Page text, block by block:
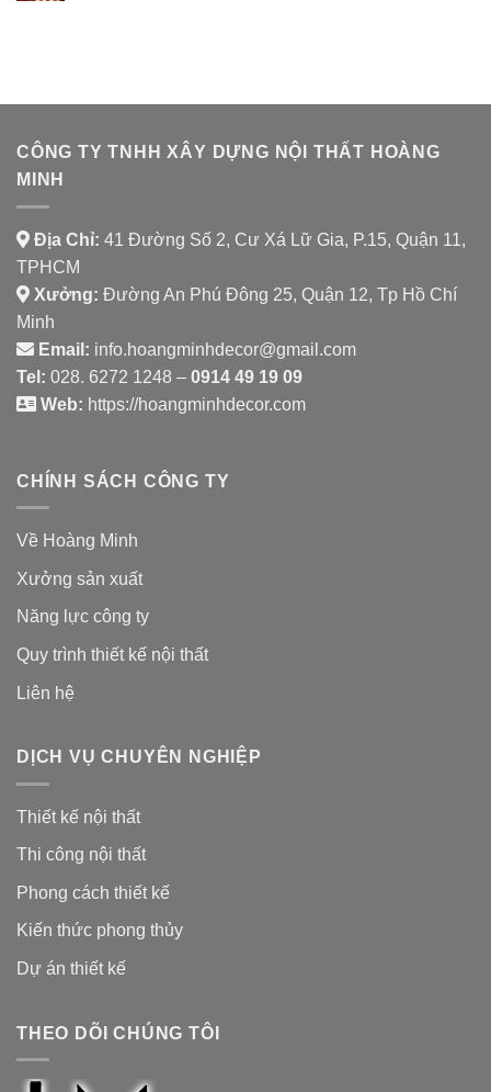
CÔNG TY TNHH XÂY DỰNG NỘI THẤT HOÀNG
MINH
Địa Chỉ: 41 Đường Số 2, Cư Xá Lữ Gia, P.15, Quận 11,
TPHCM
Xưởng: Đường An Phú Đông 25, Quận 12, Tp Hồ Chí
Minh
Email: info.hoangminhdecor@gmail.com
Tel: 028. 6272 1248 – 0914 49 19 09
Web: https://hoangminhdecor.com
CHÍNH SÁCH CÔNG TY
Về Hoàng Minh
Xưởng sản xuất
Năng lực công ty
Quy trình thiết kế nội thất
Liên hệ
DỊCH VỤ CHUYÊN NGHIỆP
Thiết kế nội thất
Thi công nội thất
Phong cách thiết kế
Kiến thức phong thủy
Dự án thiết kế
THEO DÕI CHÚNG TÔI